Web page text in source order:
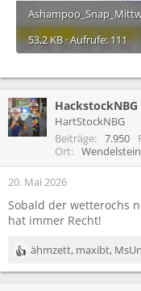
53,2 KB · Aufrufe: 111
HackstockNBG
HartStockNBG
Beiträge
7.950
Ort
Wendelstein
20. Mai 2026
Sobald der wetterochs
hat immer Recht!
R
e
ähmzett, maxibt,